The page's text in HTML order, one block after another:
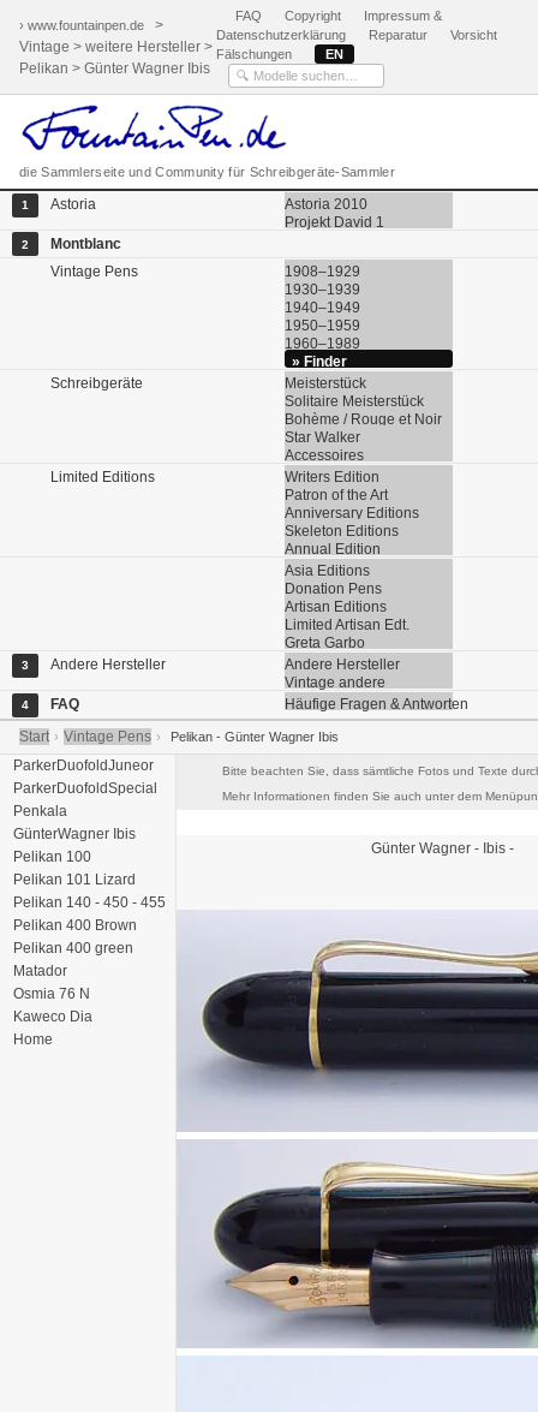
› www.fountainpen.de
>
Vintage > weitere Hersteller >
Pelikan > Günter Wagner Ibis
FAQ Copyright
Impressum &
Datenschutzerklärung
Reparatur
Vorsicht
Fälschungen
EN
die Sammlerseite und Community für Schreibgeräte-Sammler
1 Astoria
Astoria 2010
Projekt David 1
2
Montblanc
Vintage Pens
1908–1929
1930–1939
1940–1949
1950–1959
1960–1989
» Finder
Schreibgeräte
Meisterstück
Solitaire Meisterstück
Bohème / Rouge et Noir
Star Walker
Accessoires
Limited Editions
Writers Edition
Patron of the Art
Anniversary Editions
Skeleton Editions
Annual Edition
Asia Editions
Donation Pens
Artisan Editions
Limited Artisan Edt.
Greta Garbo
3 Andere Hersteller
Andere Hersteller
Vintage andere
4 FAQ
Häufige Fragen & Antworten
Start › Vintage Pens › Pelikan - Günter Wagner Ibis
ParkerDuofoldJuneor
ParkerDuofoldSpecial
Penkala
GünterWagner Ibis
Pelikan 100
Pelikan 101 Lizard
Pelikan 140 - 450 - 455
Pelikan 400 Brown
Pelikan 400 green
Matador
Osmia 76 N
Kaweco Dia
Home
Bitte beachten Sie, dass sämtliche Fotos und Texte
Mehr Informationen finden Sie auch unter dem
Günter Wagner - Ibis -